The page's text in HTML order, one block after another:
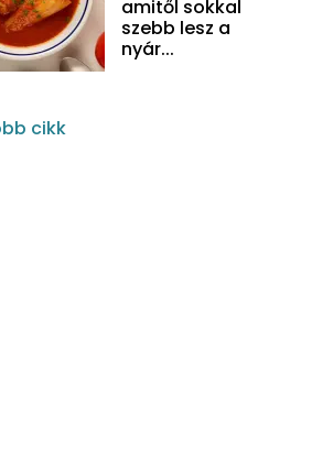
amitől sokkal
szebb lesz a
nyár...
cikk